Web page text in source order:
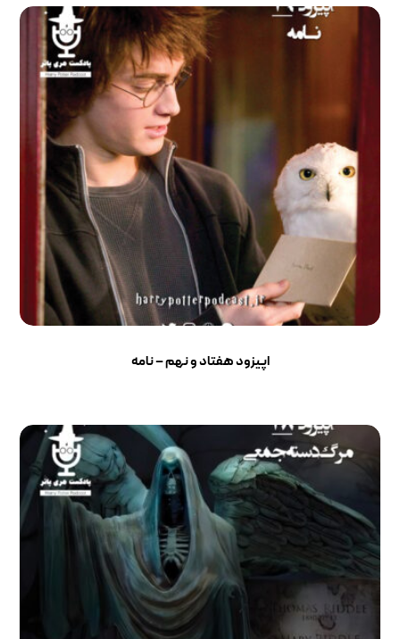
اپیزود هفتاد و نهم – نامه